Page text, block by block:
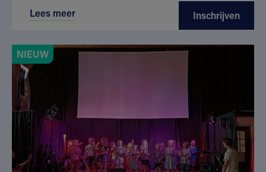
Lees meer Inschrijven
NIEUW